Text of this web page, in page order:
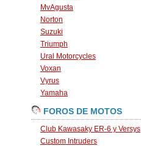
MvAgusta
Norton
Suzuki
Triumph
Ural Motorcycles
Voxan
Vyrus
Yamaha
FOROS DE MOTOS
Club Kawasaky ER-6 y Versys
Custom Intruders